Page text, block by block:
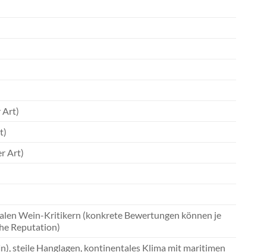
Art)
Art)
Wein-Kritikern (konkrete Bewertungen können je
Reputation)
steile Hanglagen, kontinentales Klima mit maritimen